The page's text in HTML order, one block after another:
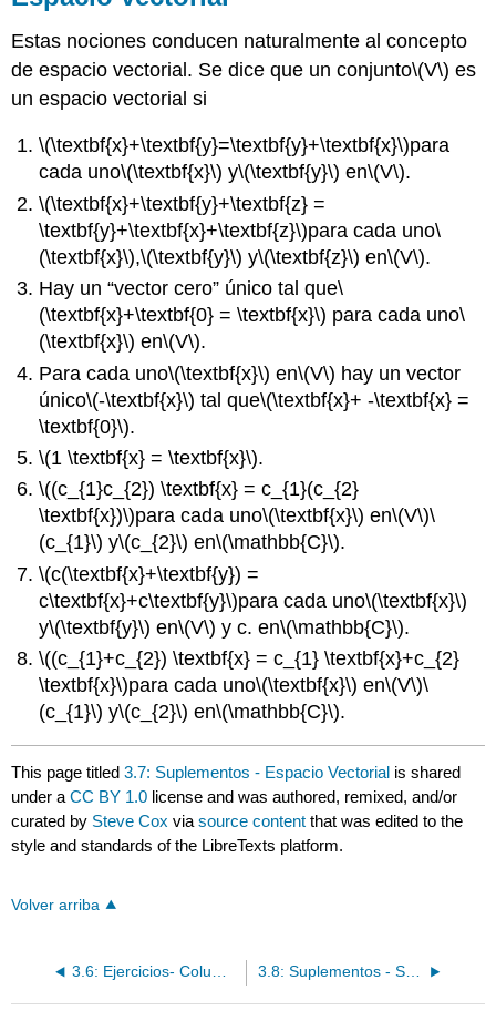
Estas nociones conducen naturalmente al concepto
de espacio vectorial. Se dice que un conjunto\(V\) es
un espacio vectorial si
\(\textbf{x}+\textbf{y}=\textbf{y}+\textbf{x}\)para
cada uno\(\textbf{x}\) y\(\textbf{y}\) en\(V\).
\(\textbf{x}+\textbf{y}+\textbf{z} =
\textbf{y}+\textbf{x}+\textbf{z}\)para cada uno\
(\textbf{x}\),\(\textbf{y}\) y\(\textbf{z}\) en\(V\).
Hay un “vector cero” único tal que\
(\textbf{x}+\textbf{0} = \textbf{x}\) para cada uno\
(\textbf{x}\) en\(V\).
Para cada uno\(\textbf{x}\) en\(V\) hay un vector
único\(-\textbf{x}\) tal que\(\textbf{x}+ -\textbf{x} =
\textbf{0}\).
\(1 \textbf{x} = \textbf{x}\).
\((c_{1}c_{2}) \textbf{x} = c_{1}(c_{2}
\textbf{x})\)para cada uno\(\textbf{x}\) en\(V\)\
(c_{1}\) y\(c_{2}\) en\(\mathbb{C}\).
\(c(\textbf{x}+\textbf{y}) =
c\textbf{x}+c\textbf{y}\)para cada uno\(\textbf{x}\)
y\(\textbf{y}\) en\(V\) y c. en\(\mathbb{C}\).
\((c_{1}+c_{2}) \textbf{x} = c_{1} \textbf{x}+c_{2}
\textbf{x}\)para cada uno\(\textbf{x}\) en\(V\)\
(c_{1}\) y\(c_{2}\) en\(\mathbb{C}\).
This page titled3.7: Suplementos - Espacio Vectorial is shared
under aCC BY 1.0 license and was authored, remixed, and/or
curated by Steve Cox viasource content that was edited to the
style and standards of the LibreTexts platform.
Volver arriba
3.8: Suplementos - Subespacios